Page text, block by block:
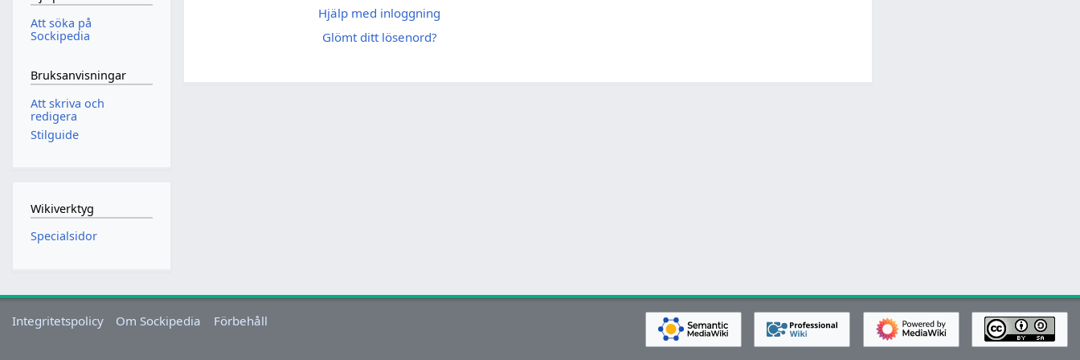
Hjälp med inloggning
Glömt ditt lösenord?
Att söka på
Sockipedia
Bruksanvisningar
Att skriva och
redigera
Stilguide
Wikiverktyg
Specialsidor
Integritetspolicy Om Sockipedia Förbehåll